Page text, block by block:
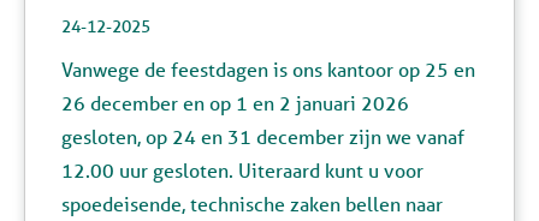
24-12-2025
Vanwege de feestdagen is ons kantoor op 25 en
26 december en op 1 en 2 januari 2026
gesloten, op 24 en 31 december zijn we vanaf
12.00 uur gesloten. Uiteraard kunt u voor
spoedeisende, technische zaken bellen naar